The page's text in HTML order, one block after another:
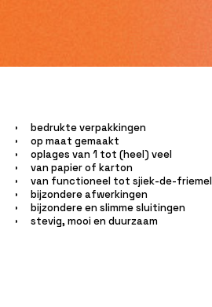
bedrukte verpakkingen
op maat gemaakt
oplages van 1 tot (heel) veel
van papier of karton
van functioneel tot sjiek-de-friemel
bijzondere afwerkingen
bijzondere en slimme sluitingen
stevig, mooi en duurzaam